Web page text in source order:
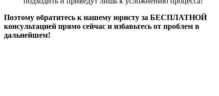
Поэтому обратитесь к нашему юристу за БЕСПЛАТНОЙ
консультацией прямо сейчас и избавьтесь от проблем в
дальнейшем!